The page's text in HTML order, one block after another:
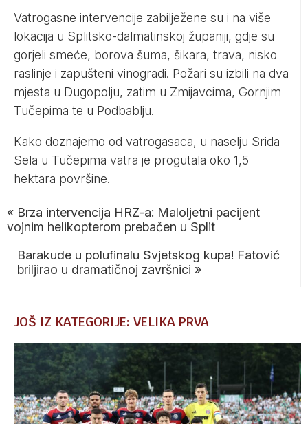
Vatrogasne intervencije zabilježene su i na više
lokacija u Splitsko-dalmatinskoj županiji, gdje su
gorjeli smeće, borova šuma, šikara, trava, nisko
raslinje i zapušteni vinogradi. Požari su izbili na dva
mjesta u Dugopolju, zatim u Zmijavcima, Gornjim
Tučepima te u Podbablju.
Kako doznajemo od vatrogasaca, u naselju Srida
Sela u Tučepima vatra je progutala oko 1,5
hektara površine.
« Brza intervencija HRZ-a: Maloljetni pacijent
vojnim helikopterom prebačen u Split
Barakude u polufinalu Svjetskog kupa! Fatović
briljirao u dramatičnoj završnici »
JOŠ IZ KATEGORIJE: VELIKA PRVA